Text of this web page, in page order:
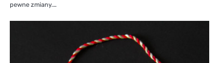
pewne zmiany.…